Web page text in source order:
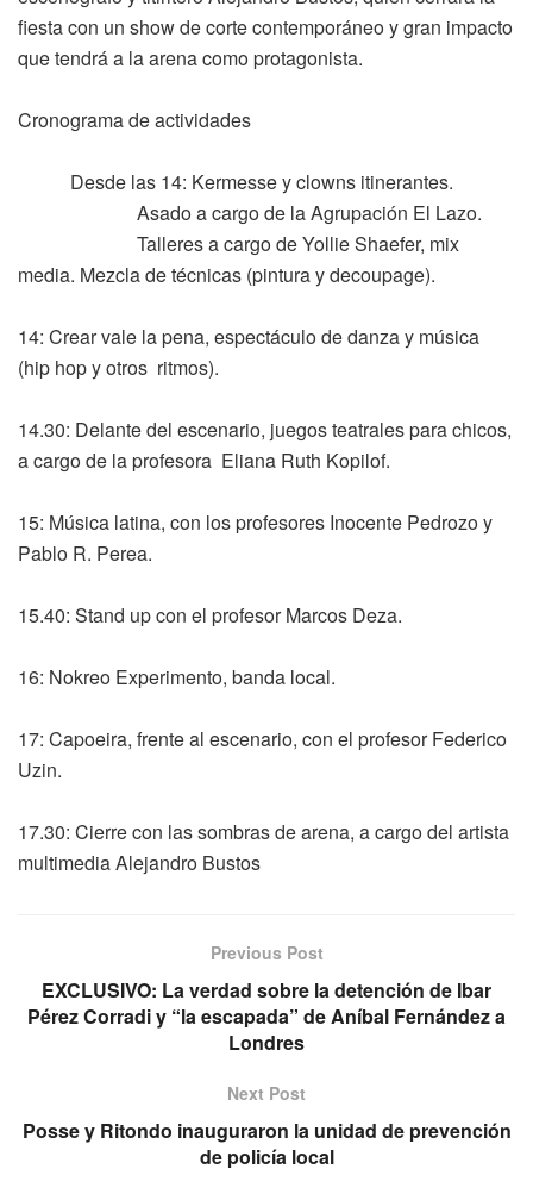
fiesta con un show de corte contemporáneo y gran impacto
que tendrá a la arena como protagonista.
Cronograma de actividades
Desde las 14: Kermesse y clowns itinerantes.
Asado a cargo de la Agrupación El Lazo.
Talleres a cargo de Yollie Shaefer, mix
media. Mezcla de técnicas (pintura y decoupage).
14: Crear vale la pena, espectáculo de danza y música
(hip hop y otros ritmos).
14.30: Delante del escenario, juegos teatrales para chicos,
a cargo de la profesora Eliana Ruth Kopilof.
15: Música latina, con los profesores Inocente Pedrozo y
Pablo R. Perea.
15.40: Stand up con el profesor Marcos Deza.
16: Nokreo Experimento, banda local.
17: Capoeira, frente al escenario, con el profesor Federico
Uzin.
17.30: Cierre con las sombras de arena, a cargo del artista
multimedia Alejandro Bustos
Previous Post
EXCLUSIVO: La verdad sobre la detención de Ibar
Pérez Corradi y “la escapada” de Aníbal Fernández a
Londres
Next Post
Posse y Ritondo inauguraron la unidad de prevención
de policía local